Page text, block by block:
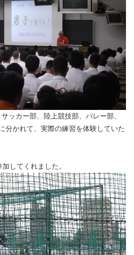
ッカー部、陸上競技部、バレー部、
分かれて、実際の練習を体験していた
してくれました。